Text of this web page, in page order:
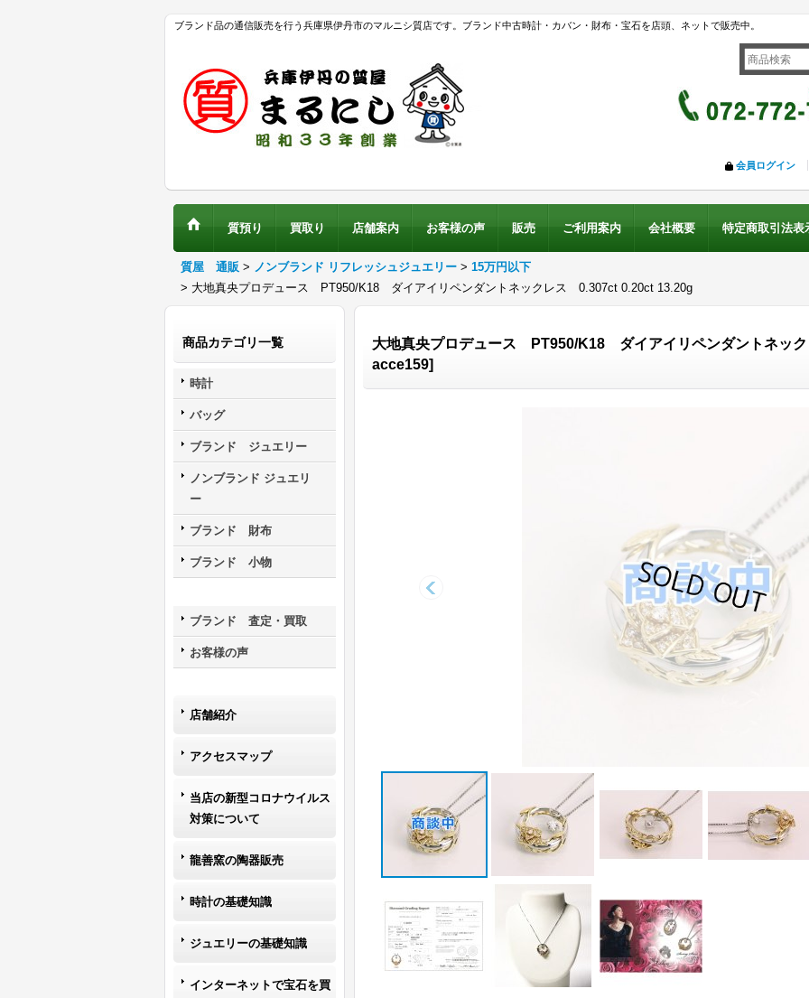
ブランド品の通信販売を行う兵庫県伊丹市のマルニシ質店です。ブランド中古時計・カバン・財布・宝石を店頭、ネットで販売中。
会員ログイン
質預り 買取り 店舗案内 お客様の声 販売 ご利用案内 会社概要 特定商取引法表
質屋 通販 > ノンブランド リフレッシュジュエリー > 15万円以下
> 大地真央プロデュース PT950/K18 ダイアイリペンダントネックレス 0.307ct 0.20ct 13.20g
商品カテゴリ一覧
時計
バッグ
ブランド ジュエリー
ノンブランド ジュエリ
ー
ブランド 財布
ブランド 小物
ブランド 査定・買取
お客様の声
店舗紹介
アクセスマップ
当店の新型コロナウイルス
対策について
龍善窯の陶器販売
時計の基礎知識
ジュエリーの基礎知識
インターネットで宝石を買
大地真央プロデュース PT950/K18 ダイアイリペンダントネッ
acce159]